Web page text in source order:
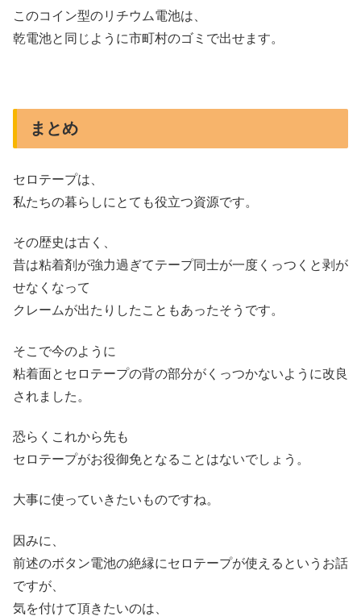
このコイン型のリチウム電池は、
乾電池と同じように市町村のゴミで出せます。
まとめ
セロテープは、
私たちの暮らしにとても役立つ資源です。
その歴史は古く、
昔は粘着剤が強力過ぎてテープ同士が一度くっつくと剥が
せなくなって
クレームが出たりしたこともあったそうです。
そこで今のように
粘着面とセロテープの背の部分がくっつかないように改良
されました。
恐らくこれから先も
セロテープがお役御免となることはないでしょう。
大事に使っていきたいものですね。
因みに、
前述のボタン電池の絶縁にセロテープが使えるというお話
ですが、
気を付けて頂きたいのは、